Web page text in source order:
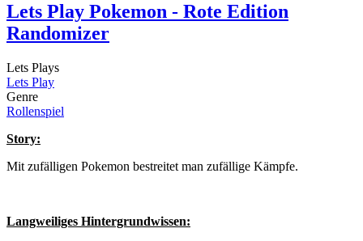
Lets Play Pokemon - Rote Edition
Randomizer
Lets Plays
Lets Play
Genre
Rollenspiel
Story:
Mit zufälligen Pokemon bestreitet man zufällige Kämpfe.
Langweiliges Hintergrundwissen: